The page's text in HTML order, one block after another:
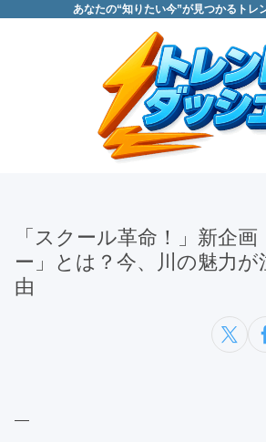
あなたの“知りたい今”が見つかるトレ
「スクール革命！」新企
ー」とは？今、川の魅力が
由
—